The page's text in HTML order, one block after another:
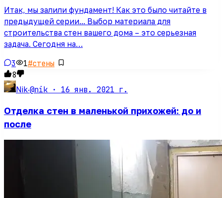
Итак, мы залили фундамент! Как это было читайте в
предыдущей серии... Выбор материала для
строительства стен вашего дома – это серьезная
задача. Сегодня на…
3 1#стены
8
Nik·@nik · 16 янв. 2021 г.
Отделка стен в маленькой прихожей: до и
после